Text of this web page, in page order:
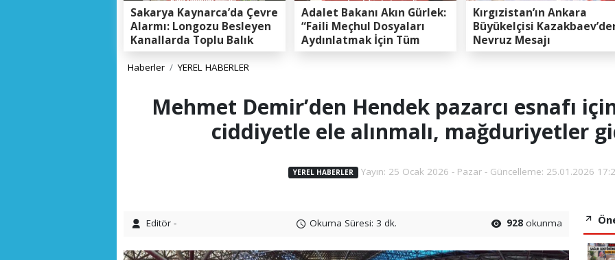
Sakarya Kaynarca’da Çevre
Alarmı: Longozu Besleyen
Kanallarda Toplu Balık
Ölümleri Gerçeği
Adalet Bakanı Akın Gürlek:
“Faili Meçhul Dosyaları
Aydınlatmak İçin Tüm
Kapasitemizi Seferber
Kırgızistan’ın Ankara
Büyükelçisi
Nevruz Mesajı
Haberler YEREL HABERLER
Mehmet Demir’den Hendek pazarcı esnafı
ciddiyetle ele alınmalı, mağduriyetler
YEREL HABERLER Yayın: 25 Ocak 2026 - Pazar - Güncelleme: 25.01.2026
Editör - Okuma Süresi: 3 dk. 928 okunma